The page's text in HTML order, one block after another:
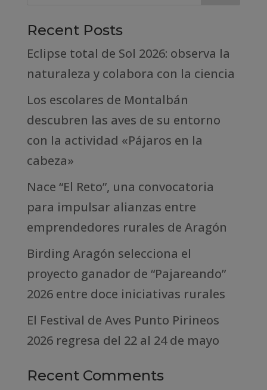
Recent Posts
Eclipse total de Sol 2026: observa la
naturaleza y colabora con la ciencia
Los escolares de Montalbán
descubren las aves de su entorno
con la actividad «Pájaros en la
cabeza»
Nace “El Reto”, una convocatoria
para impulsar alianzas entre
emprendedores rurales de Aragón
Birding Aragón selecciona el
proyecto ganador de “Pajareando”
2026 entre doce iniciativas rurales
El Festival de Aves Punto Pirineos
2026 regresa del 22 al 24 de mayo
Recent Comments